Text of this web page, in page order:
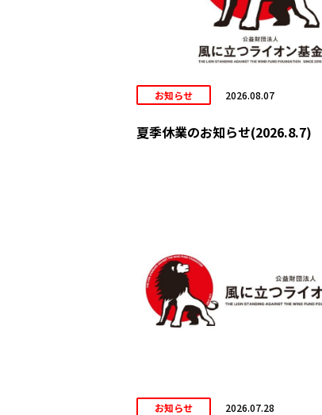
お知らせ 2026.08.07
夏季休業のお知らせ(2026.8.7)
お知らせ 2026.07.28